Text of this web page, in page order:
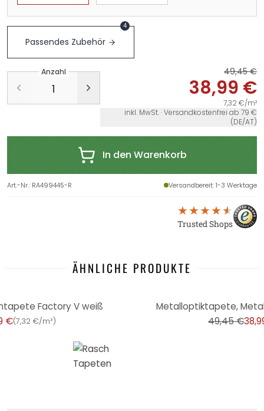
Passendes Zubehör
4
Anzahl 49,45 €
38,99 €
7,32 €/m²
inkl. MwSt. · Versandkostenfrei ab 79 €
(DE/AT)
In den Warenkorb
Art.-Nr.: RA499445-R Versandbereit: 1-3 Werktage
Trusted Shops
ÄHNLICHE PRODUKTE
Factory V weiß
€(7,32 €/m²)
Metalloptiktapete,
49,45 €